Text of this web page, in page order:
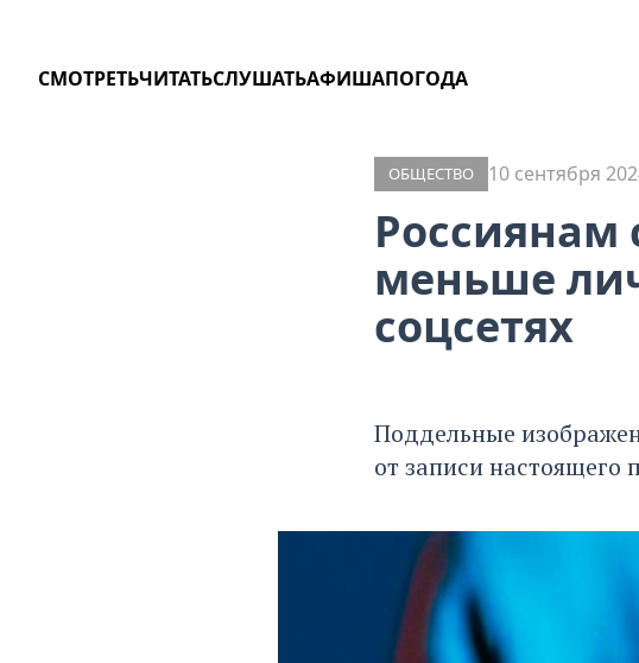
СМОТРЕТЬЧИТАТЬСЛУШАТЬАФИШАПОГОДА
ОБЩЕСТВО 10 сентября
Россиянам
меньше
соцсетях
Поддельные
от записи настоящего